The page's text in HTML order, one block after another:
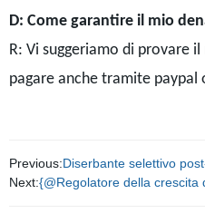
D: Come garantire il mio
R: Vi suggeriamo di provare
pagare anche tramite
Previous:Diserbante selettivo
Next:{@Regolatore della crescita